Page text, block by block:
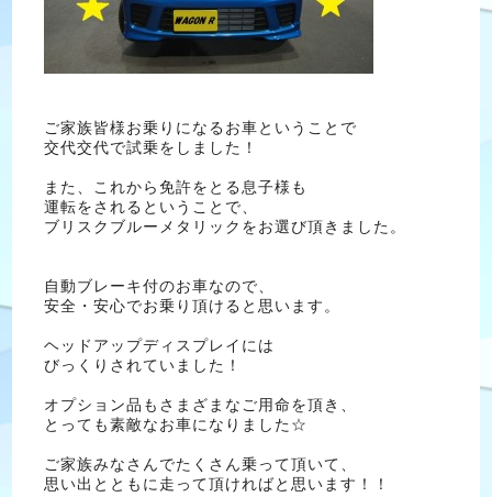
ご家族皆様お乗りになるお車ということで
交代交代で試乗をしました！
また、これから免許をとる息子様も
運転をされるということで、
ブリスクブルーメタリックをお選び頂きました。
自動ブレーキ付のお車なので、
安全・安心でお乗り頂けると思います。
ヘッドアップディスプレイには
びっくりされていました！
オプション品もさまざまなご用命を頂き、
とっても素敵なお車になりました☆
ご家族みなさんでたくさん乗って頂いて、
思い出とともに走って頂ければと思います！！